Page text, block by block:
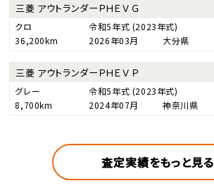
三菱 アウトランダーＰＨＥＶ Ｇ
クロ 令和5年式 (2023年式)
36,200km
2026年03月 大分県
三菱 アウトランダーＰＨＥＶ Ｐ
グレー 令和5年式 (2023年式)
8,700km
2024年07月 神奈川県
査定実績をもっと見る